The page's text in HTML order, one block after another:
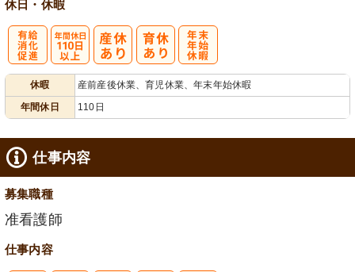
休日・休暇
休暇
産前産後休業、育児休業、年末年始休暇
年間休日
110日
仕事内容
募集職種
准看護師
仕事内容